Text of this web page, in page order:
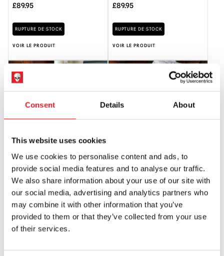
Consent Details About
This website uses cookies
We use cookies to personalise content and ads, to
provide social media features and to analyse our traffic.
We also share information about your use of our site with
our social media, advertising and analytics partners who
may combine it with other information that you’ve
provided to them or that they’ve collected from your use
of their services.
£89.95
RUPTURE DE STOCK
VOIR LE PRODUIT
£89.95
RUPTURE DE STOCK
VOIR LE PRODUIT
OOAK Poupée d'horreur effrayante
- moitié-moitié Henrietta
VOIR LE PRODUIT
OOAK Poupée d'horreur effrayante
- Sara l'effrayante
69.95